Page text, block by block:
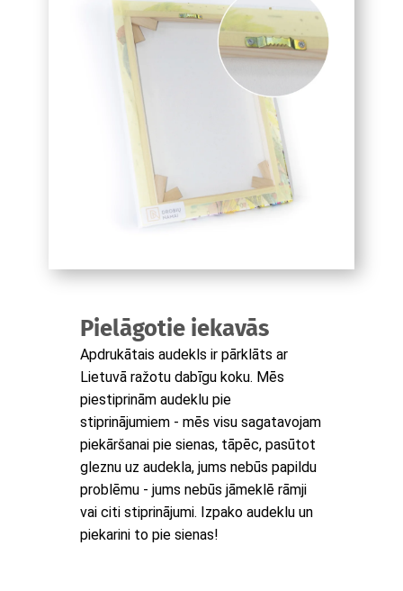
Pielāgotie iekavās
Apdrukātais audekls ir pārklāts ar
Lietuvā ražotu dabīgu koku. Mēs
piestiprinām audeklu pie
stiprinājumiem - mēs visu sagatavojam
piekāršanai pie sienas, tāpēc, pasūtot
gleznu uz audekla, jums nebūs papildu
problēmu - jums nebūs jāmeklē rāmji
vai citi stiprinājumi. Izpako audeklu un
piekarini to pie sienas!